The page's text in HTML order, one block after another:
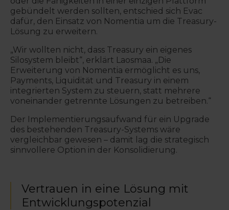
gebündelt werden sollten, entschied sich Evac
dafür, den Einsatz von Nomentia um die Treasury-
Lösung zu erweitern.
„Wir wollten nicht, dass Treasury ein eigenes
Silosystem bleibt“, erklärt Laosmaa. „Die
Erweiterung von Nomentia ermöglicht es uns,
Payments, Liquidität und Treasury in einem
integrierten System zu steuern, statt mehrere
voneinander getrennte Lösungen zu betreiben.“
Der Implementierungsaufwand für ein Upgrade
des bestehenden Treasury-Systems wäre
vergleichbar gewesen – damit lag die strategisch
sinnvollere Option in der Konsolidierung.
Vertrauen in eine Lösung mit
Entwicklungspotenzial